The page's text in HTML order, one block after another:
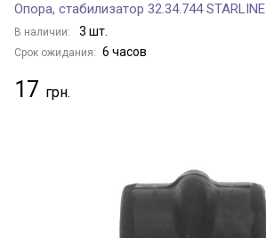
Опора, стабилизатор 32.34.744 STARLINE
В наличии: 3 шт.
Срок ожидания: 6 часов
17